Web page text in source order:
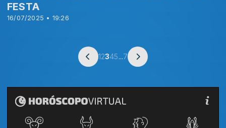
16/07/2025 • 19:26
FESTA
12345...7